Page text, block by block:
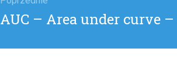
Poprzedni
AUC – Area under curve